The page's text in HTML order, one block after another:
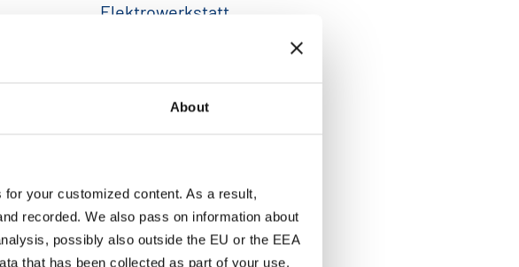
About
your customized content. As a result,
recorded. We also pass on information about
possibly also outside the EU or the EEA
that has been collected as part of your use.
Elektrowerkstatt
Facility Management - LPe
Werkstatt